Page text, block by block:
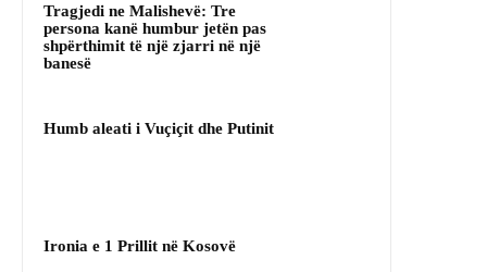
Tragjedi ne Malishevë: Tre
persona kanë humbur jetën pas
shpërthimit të një zjarri në një
banesë
Humb aleati i Vuçiçit dhe Putinit
Ironia e 1 Prillit në Kosovë